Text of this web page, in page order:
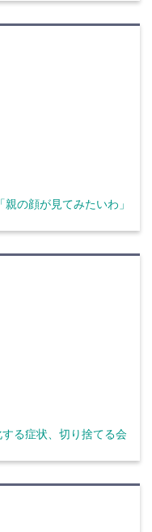
の顔が見てみたいわ」
る症状、切り捨てる会